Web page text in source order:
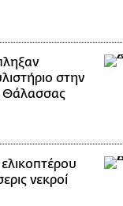
στην
Θάλασσας
νεκροί